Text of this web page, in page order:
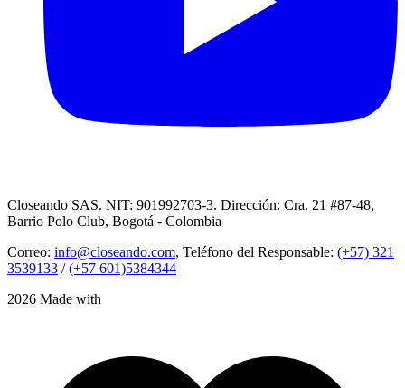
Closeando SAS. NIT: 901992703-3. Dirección: Cra. 21 #87-48,
Barrio Polo Club, Bogotá - Colombia
Correo: info@closeando.com, Teléfono del Responsable: (+57) 321
3539133 /(+57 601)5384344
2026 Made with